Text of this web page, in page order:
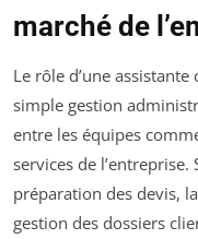
marché de
Le rôle d’une
simple gestion
entre les équipes
services de l’entreprise.
préparation des devis,
gestion des dossiers